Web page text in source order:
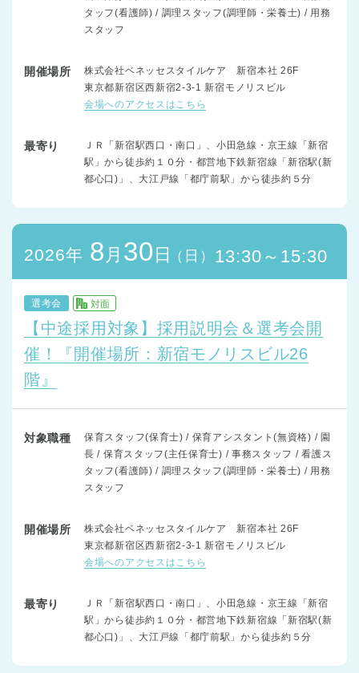
タッフ(看護師) / 調理スタッフ(調理師・栄養士) / 用務
スタッフ
開催場所
株式会社ベネッセスタイルケア 新宿本社 26F
東京都新宿区西新宿2-3-1 新宿モノリスビル
会場へのアクセスはこちら
最寄り
ＪＲ「新宿駅西口・南口」、小田急線・京王線「新宿
駅」から徒歩約１０分・都営地下鉄新宿線「新宿駅(新
都心口)」、大江戸線「都庁前駅」から徒歩約５分
2026年 8 月 30 日 （日） 13:30～15:30
選考会 対面
【中途採用対象】採用説明会＆選考会開
催！『開催場所：新宿モノリスビル26
階』
対象職種
保育スタッフ(保育士) / 保育アシスタント(無資格) / 園
長 / 保育スタッフ(主任保育士) / 事務スタッフ / 看護ス
タッフ(看護師) / 調理スタッフ(調理師・栄養士) / 用務
スタッフ
開催場所
株式会社ベネッセスタイルケア 新宿本社 26F
東京都新宿区西新宿2-3-1 新宿モノリスビル
会場へのアクセスはこちら
最寄り
ＪＲ「新宿駅西口・南口」、小田急線・京王線「新宿
駅」から徒歩約１０分・都営地下鉄新宿線「新宿駅(新
都心口)」、大江戸線「都庁前駅」から徒歩約５分